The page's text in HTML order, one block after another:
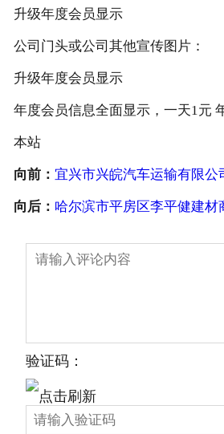
升级年度会员显示
公司门头或公司其他宣传图片：
升级年度会员显示
年度会员信息全面显示，一天1元
本站
向前： 宜兴市兴皖汽车运输有限公
向后： 哈尔滨市平房区李平健建材
验证码：